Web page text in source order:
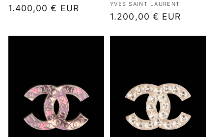
Prix
1.400,00 € EUR Fournisseur :
YVES SAINT LAURENT
Prix
1.200,00 € EUR